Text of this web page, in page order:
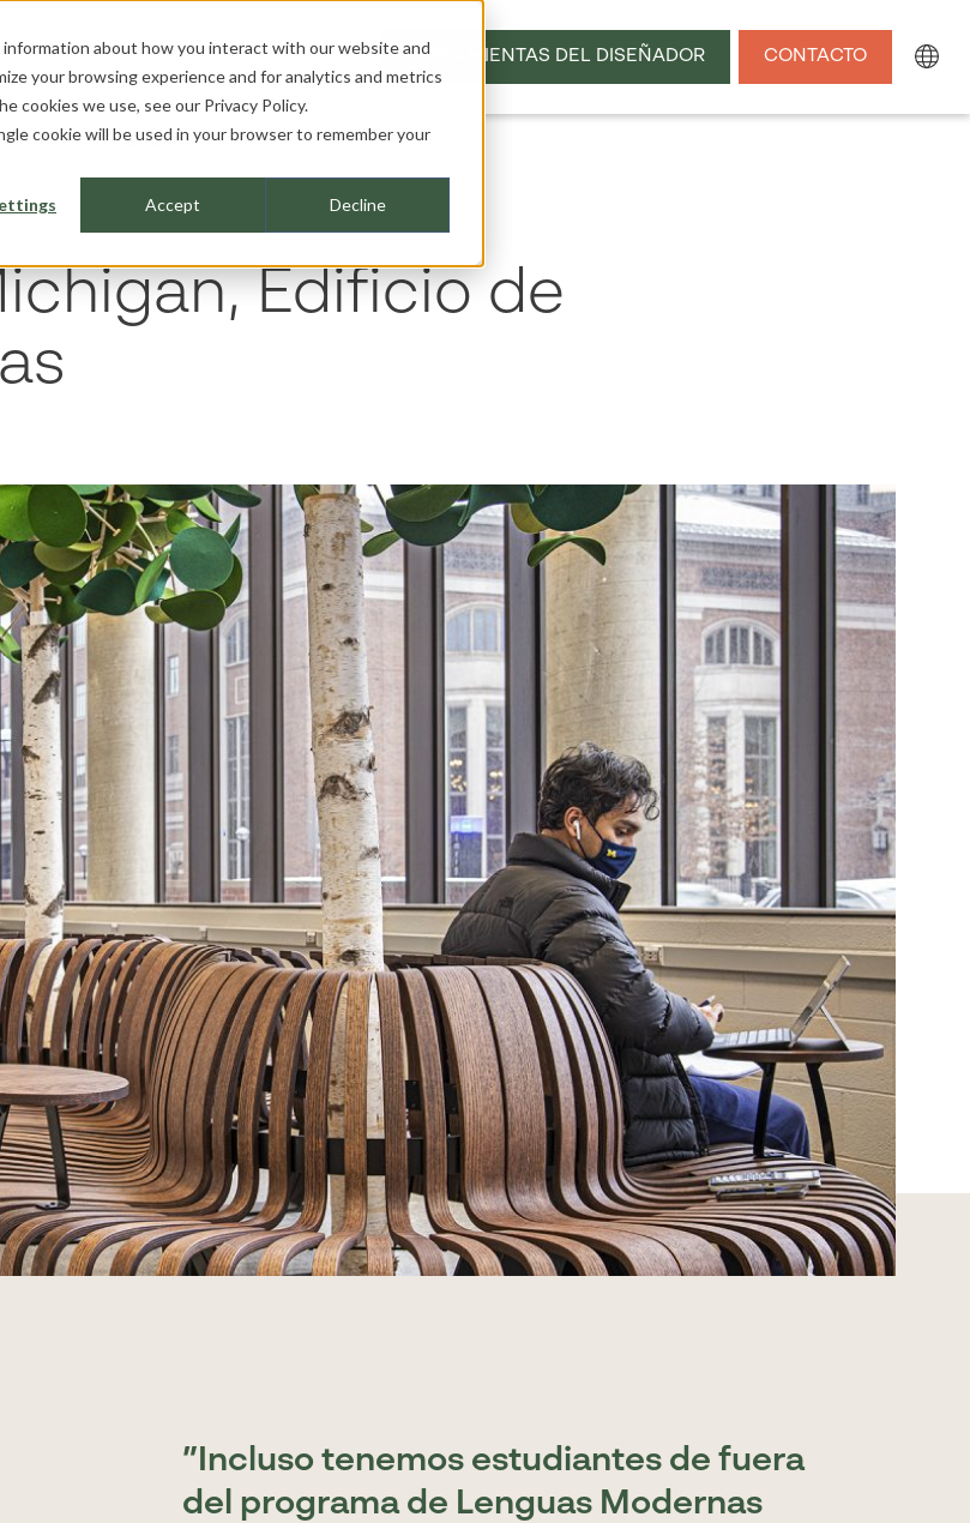
about how you interact with our website and
your browsing experience and for analytics and metrics
cookies we use, see our Privacy Policy.
cookie will be used in your browser to remember your
Accept Decline
SOBRE NOSOTROS HERRAMIENTAS DEL DISEÑADOR CONTACTO
Edificio de Lenguas Modernas
Edificio de
Incluso tenemos estudiantes de fuera
del programa de Lenguas Modernas